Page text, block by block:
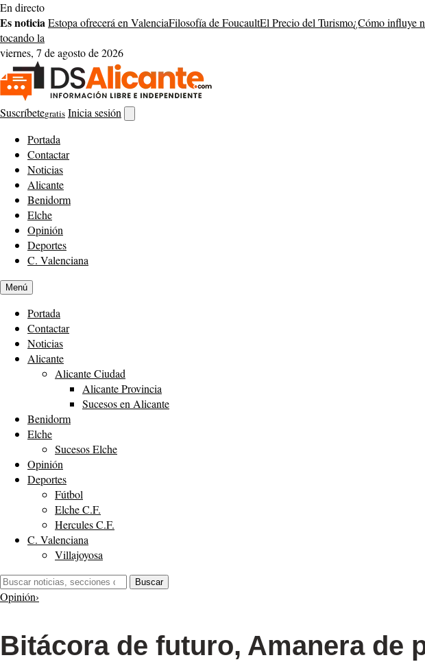
Saltar
al
contenido
En directo
Es noticiaEstopa ofrecerá en ValenciaFilosofía de FoucaultEl Precio del Turismo¿Cómo influye
tocando la
viernes, 7 de agosto de 2026
Suscríbetegratis Inicia sesión
buscador
Portada
Contactar
Noticias
Alicante
Benidorm
Elche
Opinión
Deportes
C. Valenciana
Menú
Portada
Contactar
Noticias
Alicante
Alicante Ciudad
Alicante Provincia
Sucesos en Alicante
Benidorm
Elche
Sucesos Elche
Opinión
Deportes
Fútbol
Elche C.F.
Hercules C.F.
C. Valenciana
Villajoyosa
Buscar:
Buscar
Opinión›
Bitácora de futuro, Amanera de